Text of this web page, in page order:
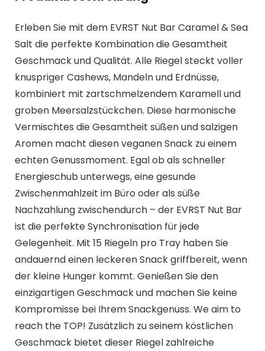
Erleben Sie mit dem EVRST Nut Bar Caramel & Sea
Salt die perfekte Kombination die Gesamtheit
Geschmack und Qualität. Alle Riegel steckt voller
knuspriger Cashews, Mandeln und Erdnüsse,
kombiniert mit zartschmelzendem Karamell und
groben Meersalzstückchen. Diese harmonische
Vermischtes die Gesamtheit süßen und salzigen
Aromen macht diesen veganen Snack zu einem
echten Genussmoment. Egal ob als schneller
Energieschub unterwegs, eine gesunde
Zwischenmahlzeit im Büro oder als süße
Nachzahlung zwischendurch – der EVRST Nut Bar
ist die perfekte Synchronisation für jede
Gelegenheit. Mit 15 Riegeln pro Tray haben Sie
andauernd einen leckeren Snack griffbereit, wenn
der kleine Hunger kommt. Genießen Sie den
einzigartigen Geschmack und machen Sie keine
Kompromisse bei Ihrem Snackgenuss. We aim to
reach the TOP! Zusätzlich zu seinem köstlichen
Geschmack bietet dieser Riegel zahlreiche